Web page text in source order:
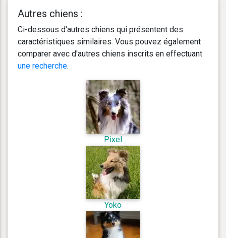
Autres chiens :
Ci-dessous d'autres chiens qui présentent des
caractéristiques similaires. Vous pouvez également
comparer avec d'autres chiens inscrits en effectuant
une recherche.
Pixel
Yoko